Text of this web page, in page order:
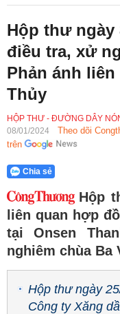
Ý kiến bạn đọc
Hộp thư ngày
điều tra, xử
Phản ánh
Thủy
HỘP THƯ - ĐƯỜNG DÂY
08/01/2024
Theo dõi
trên
Chia sẻ
Hộp
liên quan hợp
tại Onsen
nghiêm chùa Ba
Hộp thư ngày
Công ty Xăng